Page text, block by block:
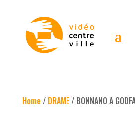
Home / DRAME/ BONNANO A